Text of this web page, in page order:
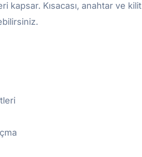
kapsar. Kısacası, anahtar ve kilit